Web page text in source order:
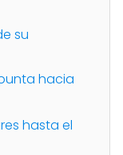
su
hacia
hasta el